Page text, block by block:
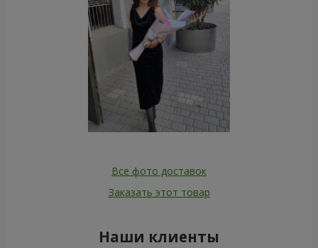
Все фото доставок
Заказать этот товар
Наши клиенты